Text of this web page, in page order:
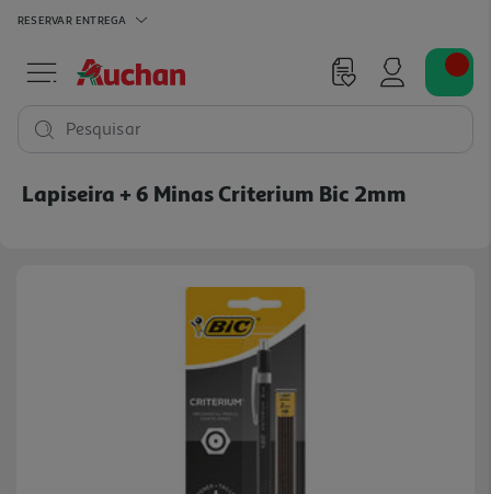
RESERVAR ENTREGA
Pesquisar
Lapiseira + 6 Minas Criterium Bic 2mm